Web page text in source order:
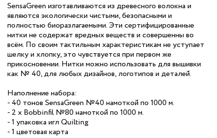
SensaGreen изготавливаются из древесного волокна и
являются экологически чистыми, безопасными и
полностью биоразлагаемыми. Эти сертифицированные
нитки не содержат вредных веществ и совершенны во
всём. По своим тактильным характеристикам не уступает
шелку и хлопку, это чувствуется при первом же
прикосновении. Нитки можно использовать для вышивки
как № 40, для любых дизайнов, логотипов и деталей.
Наполнение набора:
- 40 тонов SensaGreen №40 намоткой по 1000 м.
- 2 х Bobbinfil №80 намоткой по 1000 м.
- 1 упаковка игл Quilting
- 1 цветовая карта